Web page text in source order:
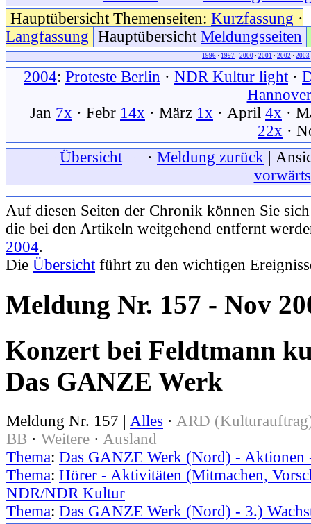
Hauptübersicht Themenseiten: Kurzfassung ·
Langfassung Hauptübersicht Meldungsseiten
1996 · 1997 · 2000 · 2001 · 2002 · 2003
2004: Proteste Berlin · NDR Kultur light ·
Hannover
Jan 7x · Febr 14x · März 1x · April 4x ·
22x ·
Übersicht · Meldung zurück |
vorwärts
Auf diesen Seiten der Chronik können Sie
die bei den Artikeln weitgehend entfernt
2004.
Die Übersicht führt zu den wichtigen
Meldung Nr. 157 - Nov
Konzert bei Feldtmann
Das GANZE Werk
Meldung Nr. 157 | Alles · ARD
BB · Weitere · Ausland
Thema: Das GANZE Werk (Nord) - Aktionen
Thema: Hörer - Aktivitäten (Mitmachen,
NDR/NDR Kultur
Thema: Das GANZE Werk (Nord) - 3.)